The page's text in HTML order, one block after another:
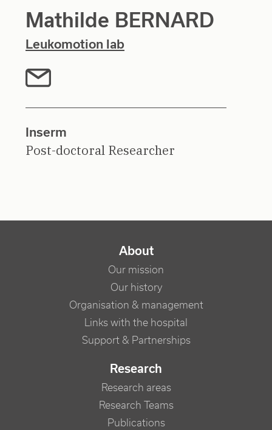
Mathilde BERNARD
Leukomotion lab
Inserm
Post-doctoral Researcher
NAVIGATION PRINCIPALE
About
Our mission
Our history
Organisation & management
Links with the hospital
Support & Partnerships
Research
Research areas
Research Teams
Publications